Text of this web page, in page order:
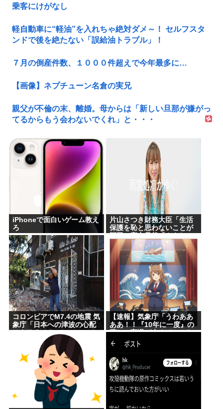
乗客にけがなし
軽自動車に“軽油”を入れちゃ絶対ダメ～！ セルフスタ
ンドで後を絶たない「誤給油トラブル」！
７月の倒産件数、１０００件超えで今年最多に…
【画像】ネプチューン名倉の実兄
親父が不倫の末、離婚。母からは「新しい旦那が嫌がっ
てるからもう会わないでくれ」と・・・
iPhoneで面白いゲーム教え
ろ
片山さつき財務大臣「生活
保護を恥と思わないことが
問題」高市早苗「さもしい
人のせいで国が滅びる」
コロンビアでM7.4の地震 気
象庁「日本への津波の心配
はありません」
【速報】気象庁「うわああ
ああ！！『10年に一度』の
著しい高温が来るぞ！！ヤ
バい今回はヤバい！！」